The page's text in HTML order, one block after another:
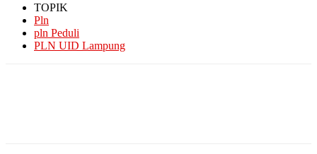
TOPIK
Pln
pln Peduli
PLN UID Lampung